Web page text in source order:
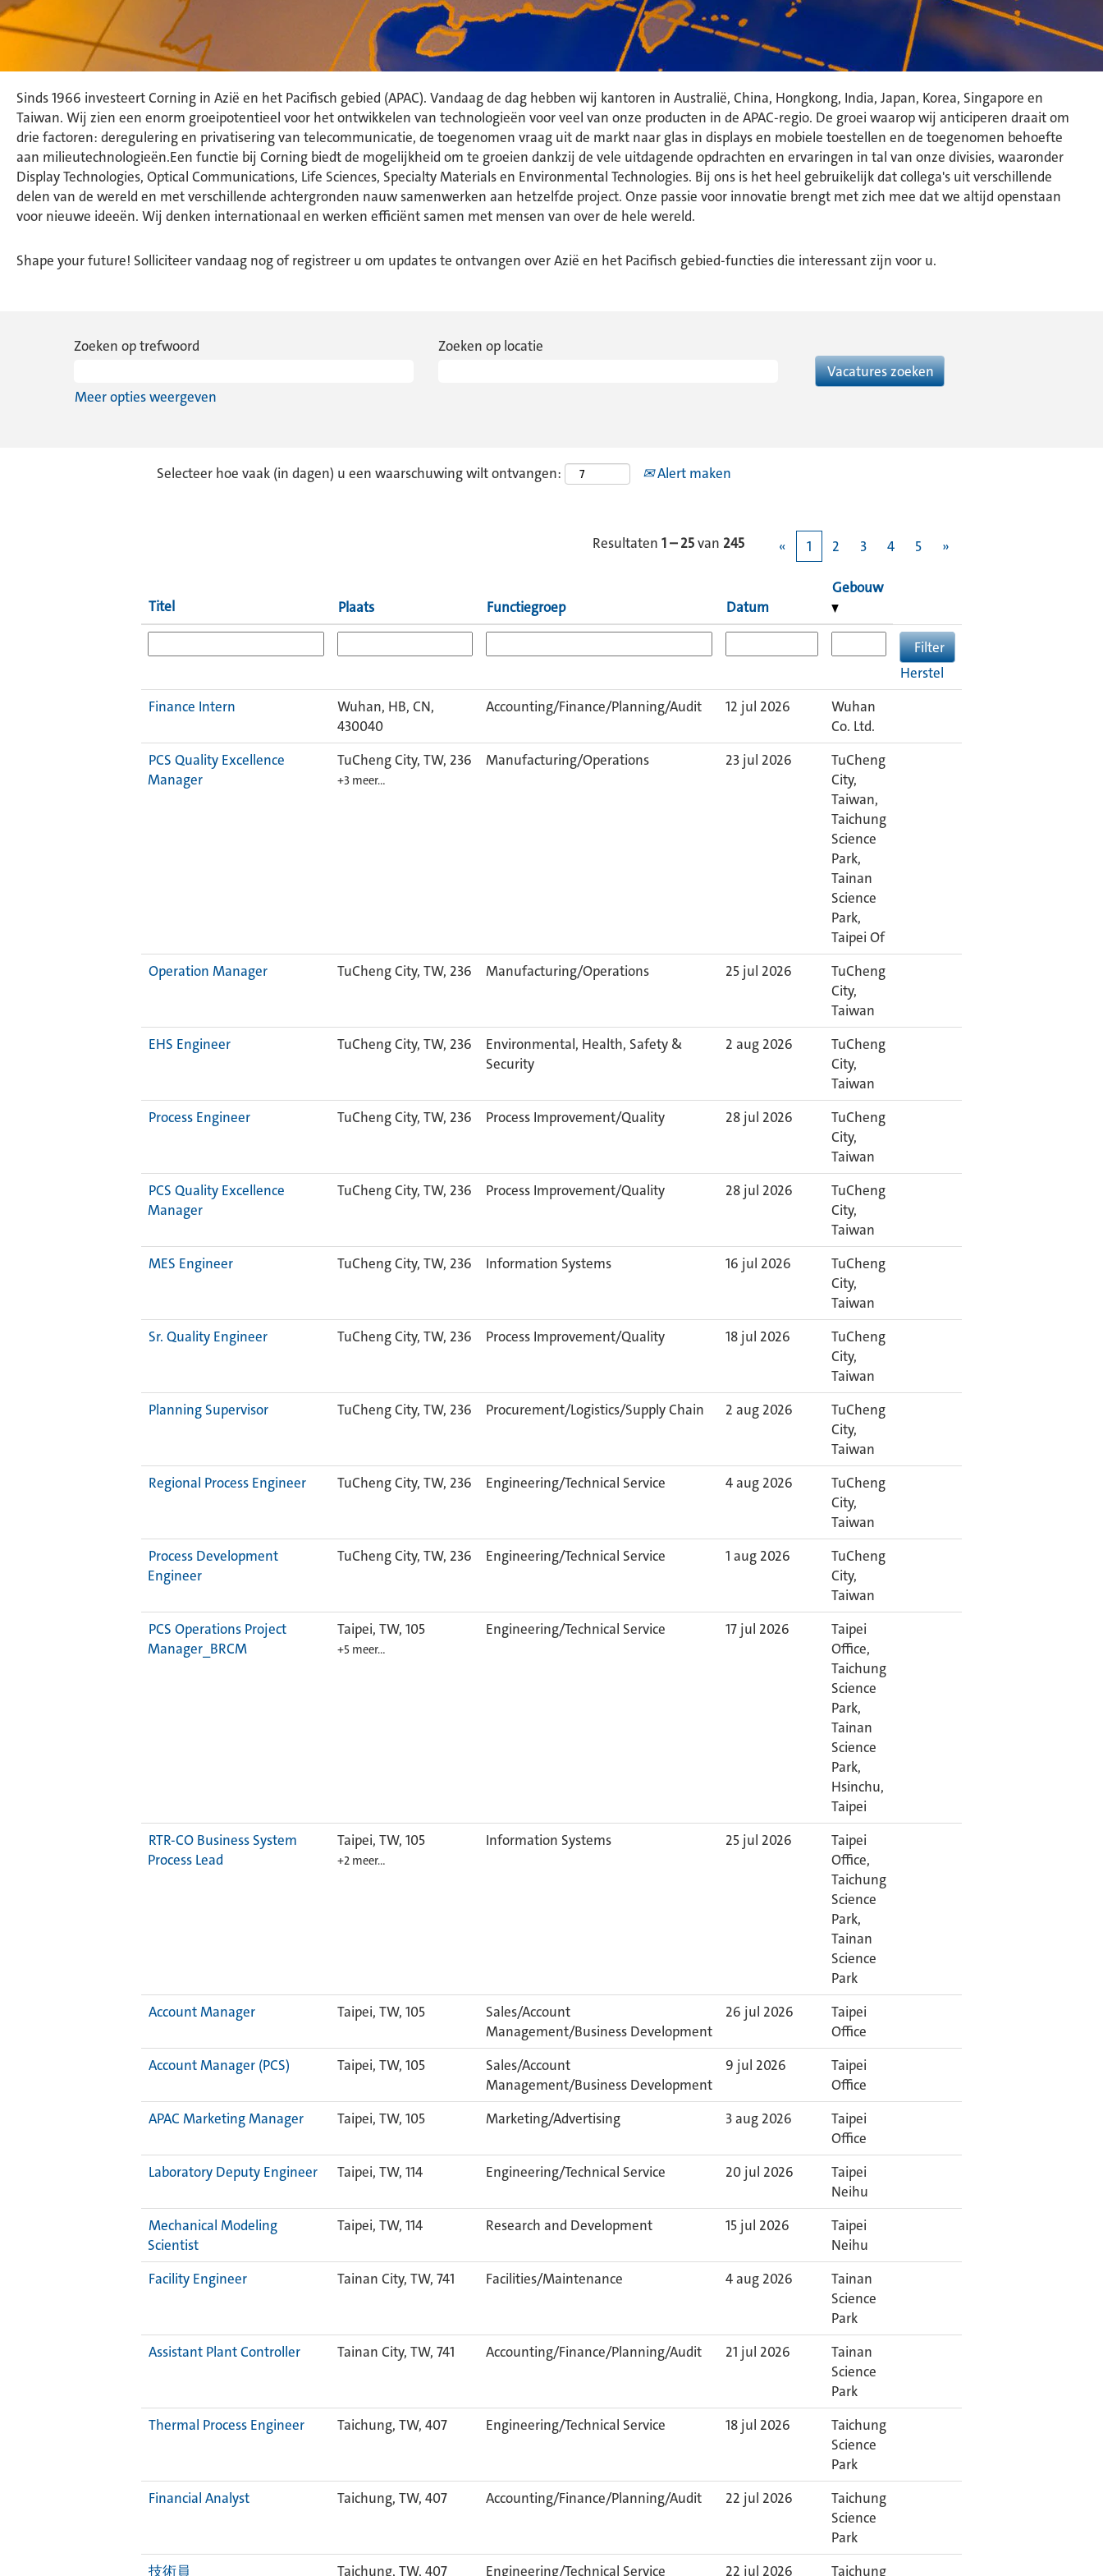
Sinds 1966 investeert Corning in Azië en het Pacifisch gebied (APAC). Vandaag de dag hebben wij kantoren in Australië, China, Hongkong, India, Japan, Korea, Singapore en
Taiwan. Wij zien een enorm groeipotentieel voor het ontwikkelen van technologieën voor veel van onze producten in de APAC-regio. De groei waarop wij anticiperen draait om
drie factoren: deregulering en privatisering van telecommunicatie, de toegenomen vraag uit de markt naar glas in displays en mobiele toestellen en de toegenomen behoefte
aan milieutechnologieën.Een functie bij Corning biedt de mogelijkheid om te groeien dankzij de vele uitdagende opdrachten en ervaringen in tal van onze divisies, waaronder
Display Technologies, Optical Communications, Life Sciences, Specialty Materials en Environmental Technologies. Bij ons is het heel gebruikelijk dat collega's uit verschillende
delen van de wereld en met verschillende achtergronden nauw samenwerken aan hetzelfde project. Onze passie voor innovatie brengt met zich mee dat we altijd openstaan
voor nieuwe ideeën. Wij denken internationaal en werken efficiënt samen met mensen van over de hele wereld.
Shape your future! Solliciteer vandaag nog of registreer u om updates te ontvangen over Azië en het Pacifisch gebied-functies die interessant zijn voor u.
Zoeken op trefwoord Zoeken op locatie
Meer opties weergeven
Selecteer hoe vaak (in dagen) u een waarschuwing wilt ontvangen: Alert maken
Resultaten 1 – 25van 245 « 1 2 3 4 5 »
Titel Plaats Functiegroep Datum
Gebouw
Herstel
Finance Intern
Wuhan, HB, CN,
430040
Accounting/Finance/Planning/Audit 12 jul 2026
Wuhan
Co. Ltd.
PCS Quality Excellence
Manager
TuCheng City, TW, 236
+3 meer…
Manufacturing/Operations 23 jul 2026
TuCheng
City,
Taiwan,
Taichung
Science
Park,
Tainan
Science
Park,
Taipei Of
Operation Manager
TuCheng City, TW, 236 Manufacturing/Operations 25 jul 2026
TuCheng
City,
Taiwan
EHS Engineer
TuCheng City, TW, 236
Environmental, Health, Safety &
Security
2 aug 2026
TuCheng
City,
Taiwan
Process Engineer
TuCheng City, TW, 236 Process Improvement/Quality 28 jul 2026
TuCheng
City,
Taiwan
PCS Quality Excellence
Manager
TuCheng City, TW, 236 Process Improvement/Quality 28 jul 2026
TuCheng
City,
Taiwan
MES Engineer
TuCheng City, TW, 236 Information Systems 16 jul 2026
TuCheng
City,
Taiwan
Sr. Quality Engineer
TuCheng City, TW, 236 Process Improvement/Quality 18 jul 2026
TuCheng
City,
Taiwan
Planning Supervisor
TuCheng City, TW, 236 Procurement/Logistics/Supply Chain 2 aug 2026
TuCheng
City,
Taiwan
Regional Process Engineer
TuCheng City, TW, 236 Engineering/Technical Service 4 aug 2026
TuCheng
City,
Taiwan
Process Development
Engineer
TuCheng City, TW, 236 Engineering/Technical Service 1 aug 2026
TuCheng
City,
Taiwan
PCS Operations Project
Manager_BRCM
Taipei, TW, 105
+5 meer…
Engineering/Technical Service 17 jul 2026
Taipei
Office,
Taichung
Science
Park,
Tainan
Science
Park,
Hsinchu,
Taipei
RTR-CO Business System
Process Lead
Taipei, TW, 105
+2 meer…
Information Systems 25 jul 2026
Taipei
Office,
Taichung
Science
Park,
Tainan
Science
Park
Account Manager
Taipei, TW, 105
Sales/Account
Management/Business Development
26 jul 2026
Taipei
Office
Account Manager (PCS)
Taipei, TW, 105
Sales/Account
Management/Business Development
9 jul 2026
Taipei
Office
APAC Marketing Manager
Taipei, TW, 105 Marketing/Advertising 3 aug 2026
Taipei
Office
Laboratory Deputy Engineer
Taipei, TW, 114 Engineering/Technical Service 20 jul 2026
Taipei
Neihu
Mechanical Modeling
Scientist
Taipei, TW, 114 Research and Development 15 jul 2026
Taipei
Neihu
Facility Engineer
Tainan City, TW, 741 Facilities/Maintenance 4 aug 2026
Tainan
Science
Park
Assistant Plant Controller
Tainan City, TW, 741 Accounting/Finance/Planning/Audit 21 jul 2026
Tainan
Science
Park
Thermal Process Engineer
Taichung, TW, 407 Engineering/Technical Service 18 jul 2026
Taichung
Science
Park
Financial Analyst
Taichung, TW, 407 Accounting/Finance/Planning/Audit 22 jul 2026
Taichung
Science
Park
技術員
Taichung, TW, 407 Engineering/Technical Service 22 jul 2026 Taichung